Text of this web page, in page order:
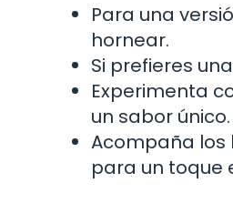
Para una
hornear.
Si prefieres
Experimenta
un sabor único.
Acompaña los
para un toque